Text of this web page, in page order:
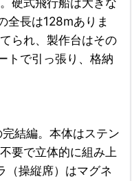
全長は128mありま
られ、製作台はその
トで引っ張り、格納
結編。本体はステン
要で立体的に組み上
（操縦席）はマグネ